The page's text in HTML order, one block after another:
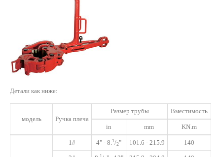
Детали как ниже:
модель Ручка плеча
Размер трубы Вместимость
in mm KN.m
1# 4" - 8.1/2" 101.6 - 215.9 140
1